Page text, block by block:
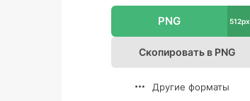
PNG 512px
Скопировать в PNG
Другие форматы